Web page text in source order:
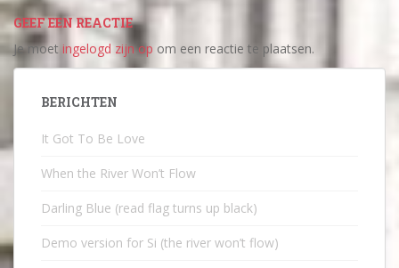
GEEF EEN REACTIE
Je moet ingelogd zijn op om een reactie te plaatsen.
BERICHTEN
It Got To Be Love
When the River Won’t Flow
Darling Blue (read flag turns up black)
Demo version for Si (the river won’t flow)